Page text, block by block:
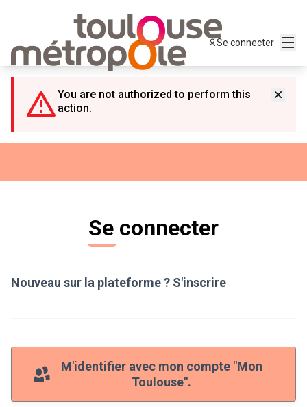
Se connecter
You are not authorized to perform this
action.
Se connecter
Nouveau sur la plateforme ? S'inscrire
M'identifier avec mon compte "Mon
Toulouse".